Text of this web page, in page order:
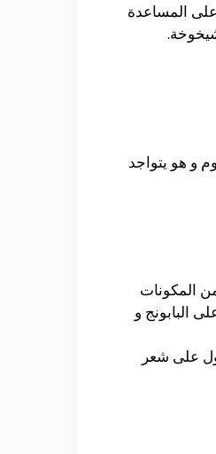
المساعدة
و هو يتواجد
المكونات
البابونج و
على شعر